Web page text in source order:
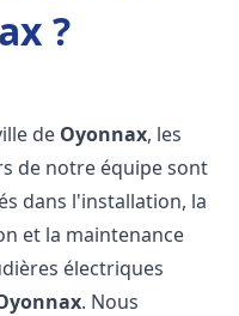
?
de Oyonnax, les
de notre équipe sont
dans l'installation, la
et la maintenance
électriques
. Nous